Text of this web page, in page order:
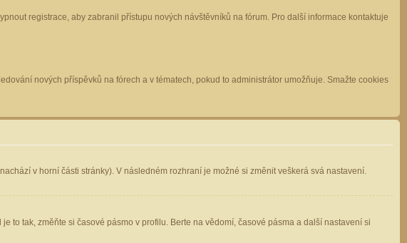
registrace, aby zabranil přístupu nových návštěvníků na fórum. Pro další informace kontaktuje
nových příspěvků na fórech a v tématech, pokud to administrátor umožňuje. Smažte cookies
v horní části stránky). V následném rozhraní je možné si změnit veškerá svá nastavení.
to tak, změňte si časové pásmo v profilu. Berte na vědomí, časové pásma a další nastavení si